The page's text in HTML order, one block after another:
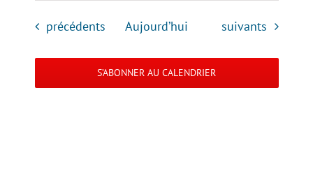
Évènements
précédents Aujourd’hui Évènements
suivants
S’ABONNER AU CALENDRIER